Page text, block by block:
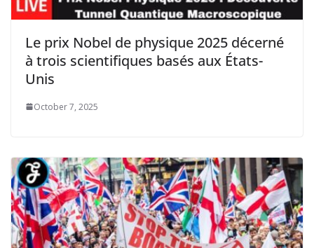
Le prix Nobel de physique 2025 décerné
à trois scientifiques basés aux États-
Unis
October 7, 2025